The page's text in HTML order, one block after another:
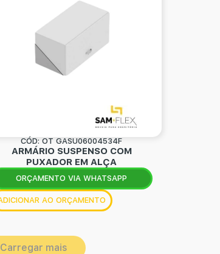
CÓD: OT GASU06004534F
ARMÁRIO SUSPENSO COM
PUXADOR EM ALÇA
ORÇAMENTO VIA WHATSAPP
AO ORÇAMENTO
Carregar mais